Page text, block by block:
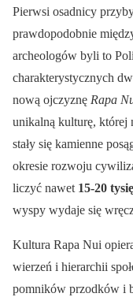
Pierwsi osadnicy
prawdopodobnie
archeologów byli to
charakterystycznych
nową ojczyznę Rapa
unikalną kulturę, której
stały się kamienne
okresie rozwoju
liczyć nawet 15-20
wyspy wydaje się
Kultura Rapa Nui
wierzeń i hierarchii
pomników przodków i